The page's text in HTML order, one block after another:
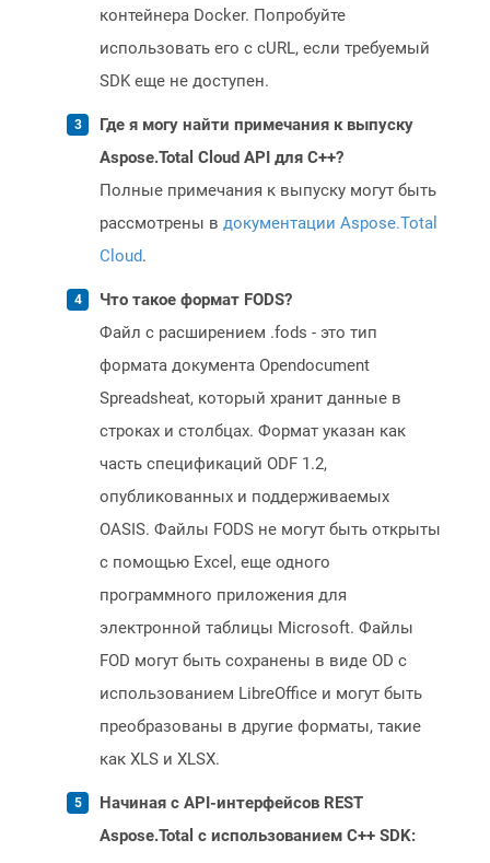
контейнера Docker. Попробуйте
использовать его с cURL, если требуемый
SDK еще не доступен.
Где я могу найти примечания к выпуску
Aspose.Total Cloud API для C++?
Полные примечания к выпуску могут быть
рассмотрены в документации Aspose.Total
Cloud.
Что такое формат FODS?
Файл с расширением .fods - это тип
формата документа Opendocument
Spreadsheat, который хранит данные в
строках и столбцах. Формат указан как
часть спецификаций ODF 1.2,
опубликованных и поддерживаемых
OASIS. Файлы FODS не могут быть открыты
с помощью Excel, еще одного
программного приложения для
электронной таблицы Microsoft. Файлы
FOD могут быть сохранены в виде OD с
использованием LibreOffice и могут быть
преобразованы в другие форматы, такие
как XLS и XLSX.
Начиная с API-интерфейсов REST
Aspose.Total с использованием C++ SDK: